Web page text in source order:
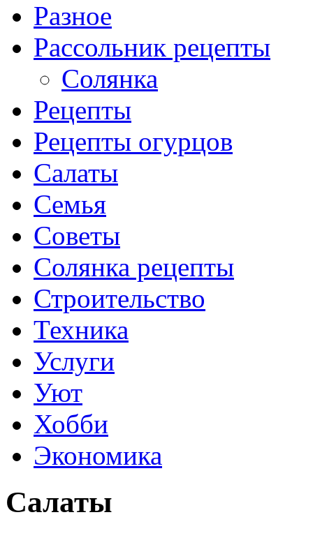
Разное
Рассольник рецепты
Солянка
Рецепты
Рецепты огурцов
Салаты
Семья
Советы
Солянка рецепты
Строительство
Техника
Услуги
Уют
Хобби
Экономика
Салаты